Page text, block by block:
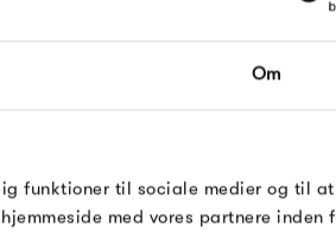
Om
funktioner til sociale medier og til at
med vores partnere inden
klart fokus på at skabe stilikoner der er
at det næsten virker banalt. Hos
kvalitet med stilrene linjer og geniale
stilrene eksempler på den
NÆSTE ORDRE
fra Fermob, File Under
produkter.